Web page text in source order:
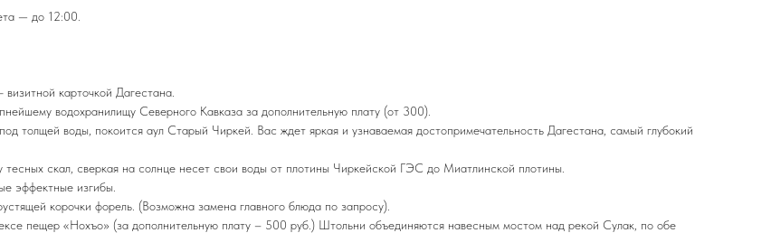
— до 12:00.
карточкой Дагестана.
водохранилищу Северного Кавказа за дополнительную плату (от 300).
толщей воды, покоится аул Старый Чиркей. Вас ждет яркая и узнаваемая достопримечательность Дагестана, самый глубокий
тесных скал, сверкая на солнце несет свои воды от плотины Чиркейской ГЭС до Миатлинской плотины.
эффектные изгибы.
корочки форель. (Возможна замена главного блюда по запросу).
пещер «Нохъо» (за дополнительную плату – 500 руб.) Штольни объединяются навесным мостом над рекой Сулак, по обе